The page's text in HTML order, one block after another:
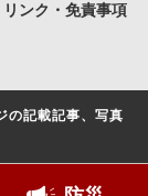
ンク・免責事項
の記載記事、写真